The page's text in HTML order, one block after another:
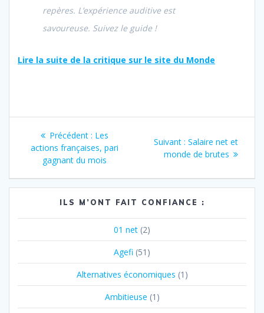
repères. L’expérience auditive est
savoureuse. Suivez le guide !
Lire la suite de la critique sur le site du Monde
Navigation
l’article
Précédent : Article
précédent
:
Les
actions françaises, pari
gagnant du mois
Suivant : Article
suivant
Salaire net et
monde de brutes
ILS M’ONT FAIT CONFIANCE :
01 net (2)
Agefi (51)
Alternatives économiques (1)
Ambitieuse (1)